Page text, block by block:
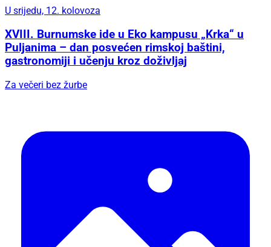
U srijedu, 12. kolovoza
XVIII. Burnumske ide u Eko kampusu „Krka“ u
Puljanima – dan posvećen rimskoj baštini,
gastronomiji i učenju kroz doživljaj
Za večeri bez žurbe